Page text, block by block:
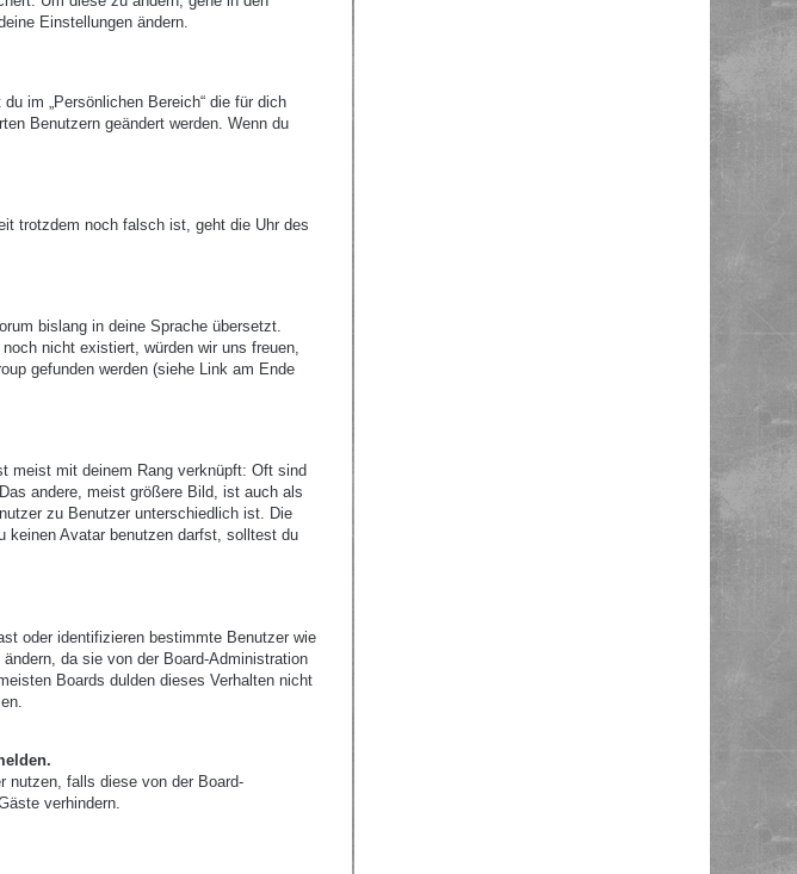
Einstellungen ändern.
im „Persönlichen Bereich“ die für dich
Benutzern geändert werden. Wenn du
trotzdem noch falsch ist, geht die Uhr des
bislang in deine Sprache übersetzt.
nicht existiert, würden wir uns freuen,
gefunden werden (siehe Link am Ende
meist mit deinem Rang verknüpft: Oft sind
andere, meist größere Bild, ist auch als
zu Benutzer unterschiedlich ist. Die
keinen Avatar benutzen darfst, solltest du
oder identifizieren bestimmte Benutzer wie
da sie von der Board-Administration
Boards dulden dieses Verhalten nicht
nutzen, falls diese von der Board-
verhindern.